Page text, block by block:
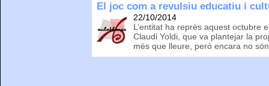
El joc com a revulsiu educatiu i
22/10/2014
L’entitat ha reprès aquest octubre
Claudi Yoldi, que va plantejar la
més que lleure, però encara no